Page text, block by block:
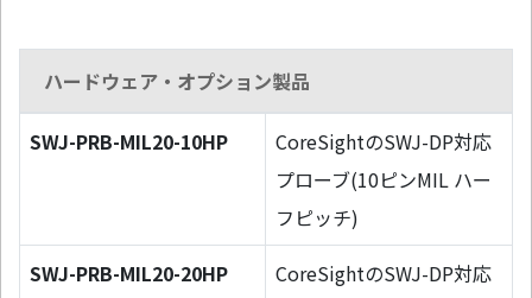
ハードウェア・オプション製品
SWJ-PRB-MIL20-10HP
CoreSightのSWJ-DP対応
プローブ(10ピンMIL ハー
フピッチ)
SWJ-PRB-MIL20-20HP
CoreSightのSWJ-DP対応